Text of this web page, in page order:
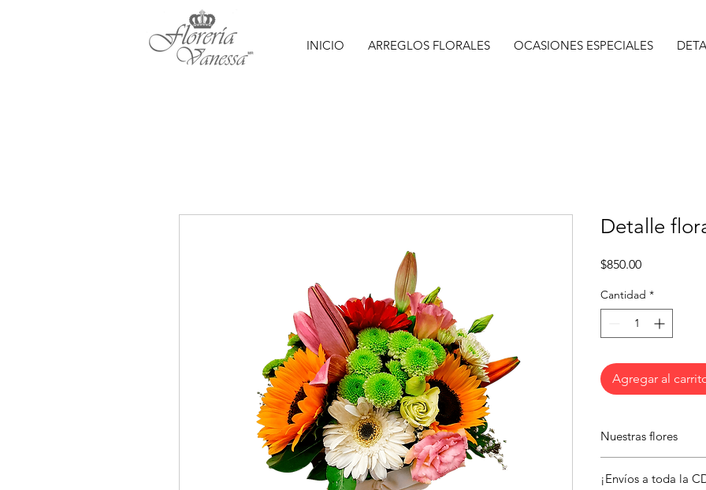
INICIO ARREGLOS FLORALES OCASIONES ESPECIALES
Detalle
$850.00Precio
Cantidad *
Agregar al
Nuestras flores
persona especial o
¡Envíos a toda la